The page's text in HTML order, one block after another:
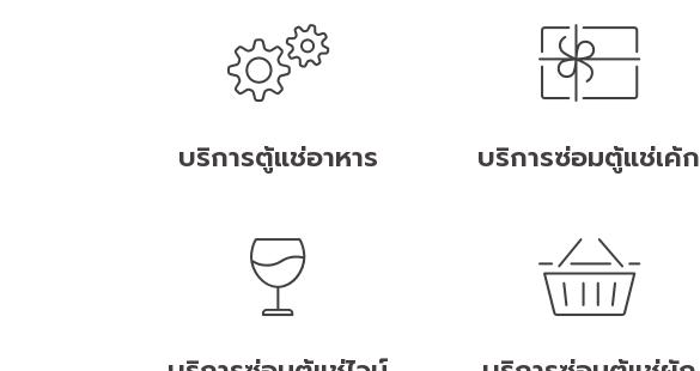
บริการตู้แช่อาหาร บริการซ่อมตู้แช่เค้ก